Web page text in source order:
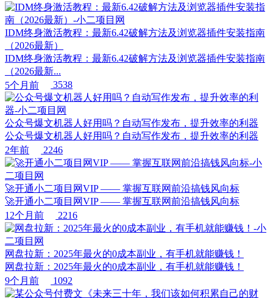
IDM终身激活教程：最新6.42破解方法及浏览器插件安装指南
（2026最新）
IDM终身激活教程：最新6.42破解方法及浏览器插件安装指南
（2026最新...
5个月前
3538
公众号爆文机器人好用吗？自动写作发布，提升效率的利器
公众号爆文机器人好用吗？自动写作发布，提升效率的利器
2年前
2246
🚀开通小二项目网VIP —— 掌握互联网前沿搞钱风向标
🚀开通小二项目网VIP —— 掌握互联网前沿搞钱风向标
12个月前
2216
网盘拉新：2025年最火的0成本副业，有手机就能赚钱！
网盘拉新：2025年最火的0成本副业，有手机就能赚钱！
9个月前
1092